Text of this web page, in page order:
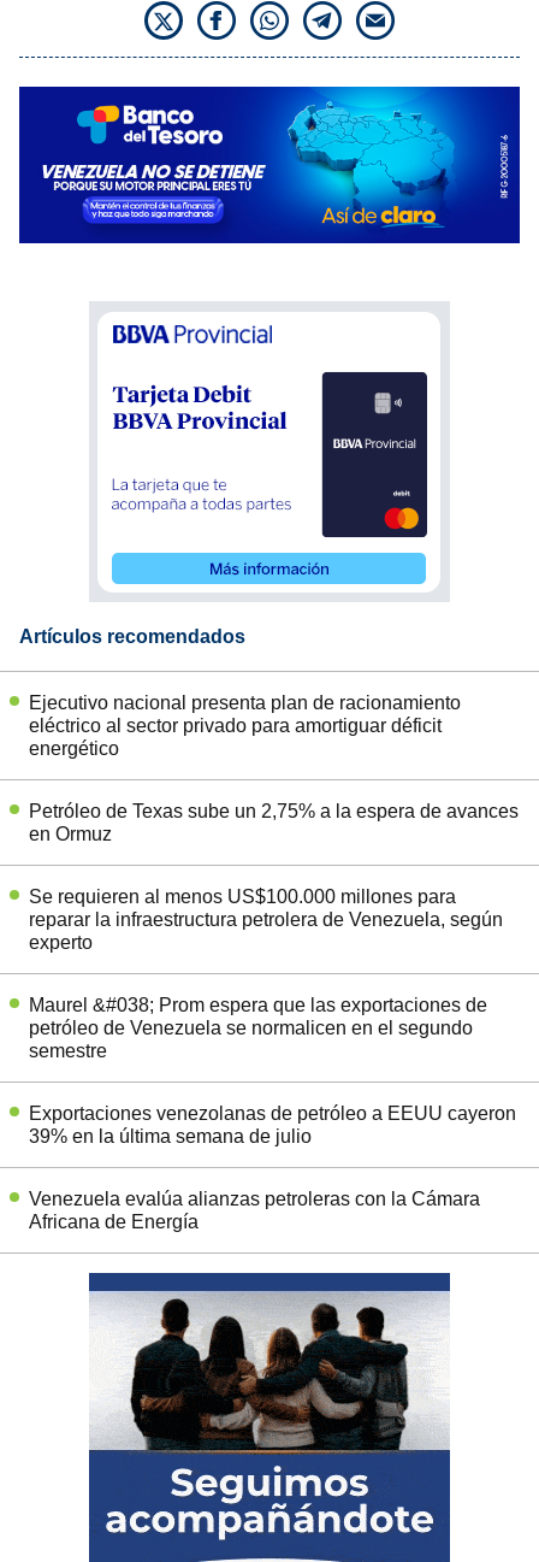
Artículos recomendados
Ejecutivo nacional presenta plan de racionamiento
eléctrico al sector privado para amortiguar déficit
energético
Petróleo de Texas sube un 2,75% a la espera de avances
en Ormuz
Se requieren al menos US$100.000 millones para
reparar la infraestructura petrolera de Venezuela, según
experto
Maurel &#038; Prom espera que las exportaciones de
petróleo de Venezuela se normalicen en el segundo
semestre
Exportaciones venezolanas de petróleo a EEUU cayeron
39% en la última semana de julio
Venezuela evalúa alianzas petroleras con la Cámara
Africana de Energía